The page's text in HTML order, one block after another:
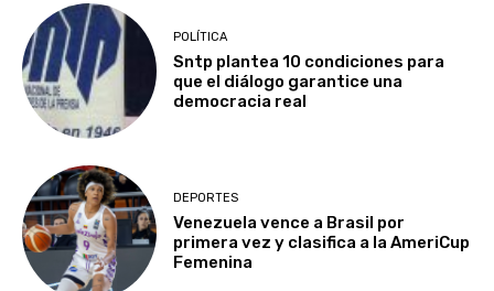
POLÍTICA
Sntp plantea 10 condiciones para
que el diálogo garantice una
democracia real
DEPORTES
Venezuela vence a Brasil por
primera vez y clasifica a la AmeriCup
Femenina​